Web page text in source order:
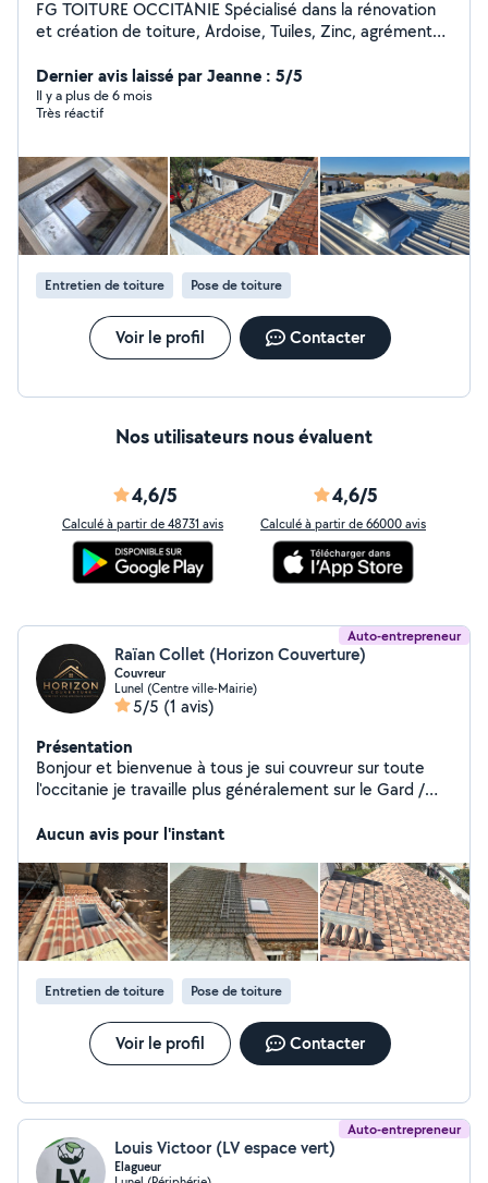
FG TOITURE OCCITANIE Spécialisé dans la rénovation
et création de toiture, Ardoise, Tuiles, Zinc, agrémenté
Zinc soudé, recherche de fuites, entretien de toiture ...
A l'écoute de la demande. Travaille sérieux et de
qualité. Plusieurs années d'expérience. Assurance
percé"
Dernier avis laissé par Jeanne : 5/5
Il y a plus de 6 mois
Très réactif
Entretien de toiture Pose de toiture
Voir le profil Contacter
Nos utilisateurs nous évaluent
4,6/5
Calculé à partir de 48731 avis
4,6/5
Calculé à partir de 66000 avis
Auto-entrepreneur
Raïan Collet (Horizon Couverture)
Couvreur
Lunel (Centre ville-Mairie)
5/5 (1 avis)
Présentation
Bonjour et bienvenue à tous je sui couvreur sur toute
l'occitanie je travaille plus généralement sur le Gard /
qualitatif et une expérience personnalisée à chacun
isolation tout pour retrouver une toiture d'excellence
sans fuites sans stresse n'hésitez pas me contacter je
sui à votre service. Votre toit, notre horizon de
perfection !
Aucun avis pour l'instant
Entretien de toiture Pose de toiture
Voir le profil Contacter
Auto-entrepreneur
Louis Victoor (LV espace vert)
Elagueur